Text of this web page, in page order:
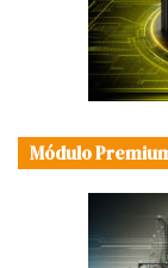
Módulo